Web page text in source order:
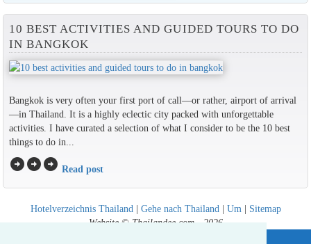
10 BEST ACTIVITIES AND GUIDED TOURS TO DO
IN BANGKOK
Bangkok is very often your first port of call—or rather, airport of arrival
—in Thailand. It is a highly eclectic city packed with unforgettable
activities. I have curated a selection of what I consider to be the 10 best
things to do in...
arrow_circle_rightarrow_circle_rightarrow_circle_right Read post
Hotelverzeichnis Thailand| Gehe nach Thailand| Um| Sitemap
Website © Thailandee.com - 2026